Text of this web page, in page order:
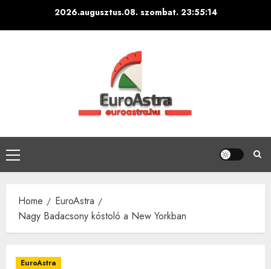
2026.augusztus.08. szombat. 23:55:15
Primary
Menu
Home
EuroAstra
Nagy Badacsony kóstoló a New Yorkban
EuroAstra